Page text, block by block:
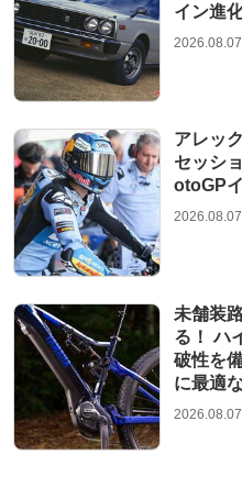
イン進
2026.08.07
アレッ
セッシ
otoGP
2026.08.07
未舗装
る！ ハ
破性を
に最適
2026.08.07